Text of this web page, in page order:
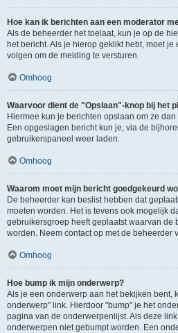
Hoe kan ik berichten aan een moderator
Als de beheerder het toelaat, kun je op de
het bericht. Als je hierop geklikt hebt, moet
volgen om de melding te versturen.
Omhoog
Waarvoor dient de "Opslaan"-knop bij het
Hiermee kun je berichten opslaan om ze
Een opgeslagen bericht kun je, via de
gebruikerspaneel weer laden.
Omhoog
Waarom moet mijn bericht goedgekeurd
De beheerder kan beslist hebben dat
moeten worden. Het is tevens ook mogelijk
gebruikersgroep heeft geplaatst waarvan de
worden. Neem contact op met de beheerder
Omhoog
Hoe bump ik mijn onderwerp?
Als je een onderwerp aan het bekijken bent,
onderwerp" link. Hierdoor "bump" je het
pagina van de onderwerpenlijst. Als deze
onderwerpen niet gebumpt worden. Een